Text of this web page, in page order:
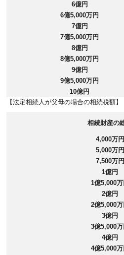
6億円
6億5,000万円
7億円
7億5,000万円
8億円
8億5,000万円
9億円
9億5,000万円
10億円
【法定相続人が父母の場合の相続税額】
相続財産の
4,000万円
5,000万円
7,500万円
1億円
1億5,000万
2億円
2億5,000万
3億円
3億5,000万
4億円
4億5,000万